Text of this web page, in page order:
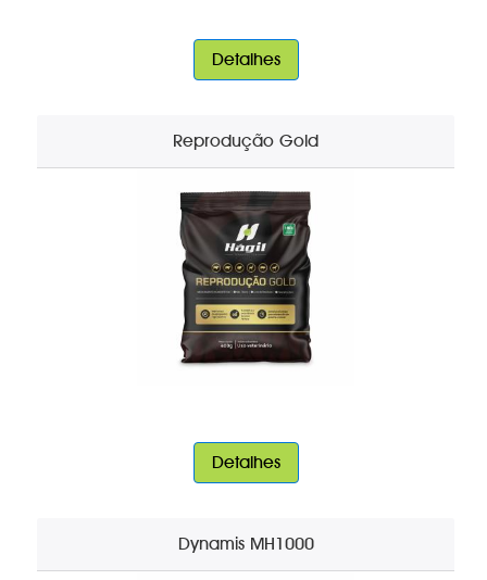
Detalhes
Reprodução Gold
Detalhes
Dynamis MH1000